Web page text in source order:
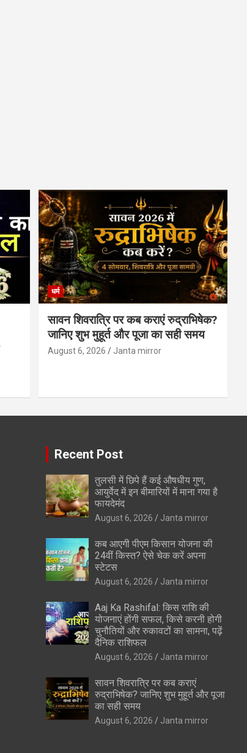
धर्म
सावन शिवरात्रि पर कब कराएं रुद्राभिषेक?
जानिए शुभ मुहूर्त और पूजा का सही समय
August 6, 2026 Janta mirror
Recent Post
तुलसी में छिपे हैं कई औषधीय गुण,
आयुर्वेद में इन बीमारियों में माना गया है
फायदेमंद
August 6, 2026 Janta mirror
कब आएगी पीएम किसान योजना की
24वीं किस्त? ऐसे चेक करें अपना
स्टेटस
August 6, 2026 Janta mirror
Aaj Ka Rashifal: किस राशि की
योजनाएं होंगी सफल, किसे करनी होगी
चुनौतियों और रुकावटों का सामना, पढ़ें
दैनिक राशिफल
August 6, 2026 Janta mirror
सावन शिवरात्रि पर कब कराएं
रुद्राभिषेक? जानिए शुभ मुहूर्त और पूजा
का सही समय
August 6, 2026 Janta mirror